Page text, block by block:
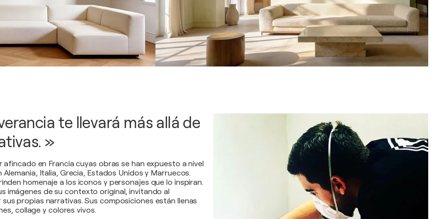
te llevará más allá de
»
afincado en Francia cuyas obras se han expuesto a nivel
Alemania, Italia, Grecia, Estados Unidos y Marruecos.
homenaje a los iconos y personajes que lo inspiran.
imágenes de su contexto original, invitando al
propias narrativas. Sus composiciones están llenas
collage y colores vivos.